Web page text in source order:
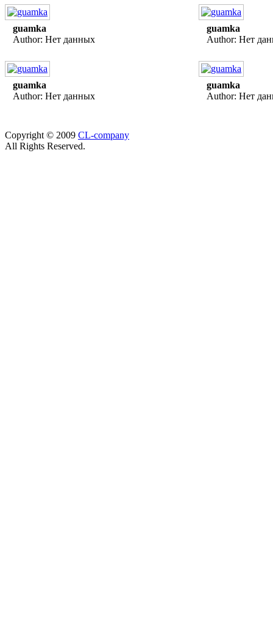
guamka
Author: Нет данных
guamka
Author: Нет
guamka
Author: Нет данных
guamka
Author: Нет
Copyright © 2009 CL-company
All Rights Reserved.